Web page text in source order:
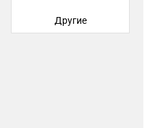
Другие